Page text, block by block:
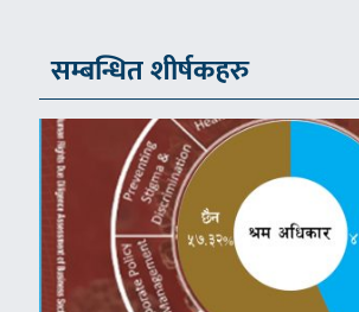
सम्बन्धित शीर्षकहरु